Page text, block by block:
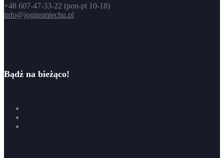
+48 607-47-33-22 (pon-pt 10-18)
info@joginsmiechu.pl
Bądź na bieżąco!